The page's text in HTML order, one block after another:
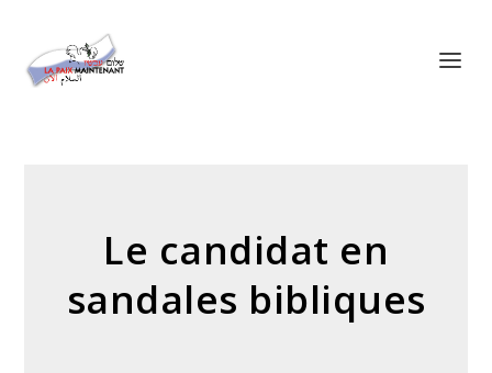
Le candidat en
sandales bibliques